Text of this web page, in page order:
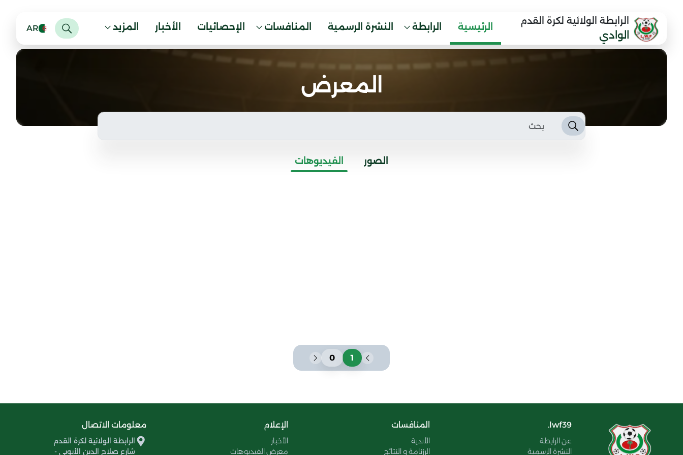
الرابطة الولائية لكرة القدم
الوادي
الرئيسية الرابطة النشرة الرسمية المنافسات الإحصائيات الأخبار المزيد AR
المعرض
الصور الفيديوهات
1
0
lwf39.
عن الرابطة
النشرة الرسمية
المنافسات
الأندية
الرزنامة و النتائج
الإعلام
الأخبار
معرض الفيديوهات
معلومات الاتصال
الرابطة الولائية لكرة القدم
شارع صلاح الدين الأيوبي -